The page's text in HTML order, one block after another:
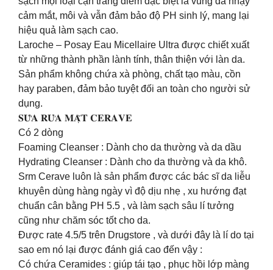
cảm mắt, môi và vẫn đảm bảo độ PH sinh lý, mang lại
hiệu quả làm sạch cao.
Laroche – Posay Eau Micellaire Ultra được chiết xuất
từ những thành phần lành tính, thân thiện với làn da.
Sản phẩm không chứa xà phòng, chất tạo màu, cồn
hay paraben, đảm bảo tuyệt đối an toàn cho người sử
dụng.
𝐒𝐔̛̃𝐀 𝐑𝐔̛̉𝐀 𝐌𝐀̣̆𝐓 𝐂𝐄𝐑𝐀𝐕𝐄
Có 2 dòng
Foaming Cleanser : Dành cho da thường và da dầu
Hydrating Cleanser : Dành cho da thường và da khô.
Srm Cerave luôn là sản phẩm được các bác sĩ da liễu
khuyên dùng hàng ngày vì độ dịu nhẹ , xu hướng đạt
chuẩn cân bằng PH 5.5 , và làm sạch sâu lí tưởng
cũng như chăm sóc tốt cho da.
Được rate 4.5/5 trên Drugstore , và dưới đây là lí do tại
sao em nó lại được đánh giá cao đến vậy :
Có chứa Ceramides : giúp tái tạo , phục hồi lớp màng